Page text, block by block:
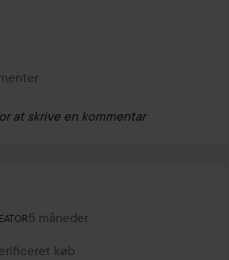
at skrive en kommentar
Lyko Creator.
5 måneder
Posten blev oprettet 5 måneder
køb